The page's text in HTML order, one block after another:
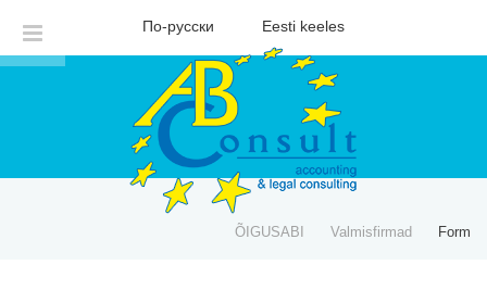
По-русски Eesti keeles
ÕIGUSABI Valmisfirmad Form